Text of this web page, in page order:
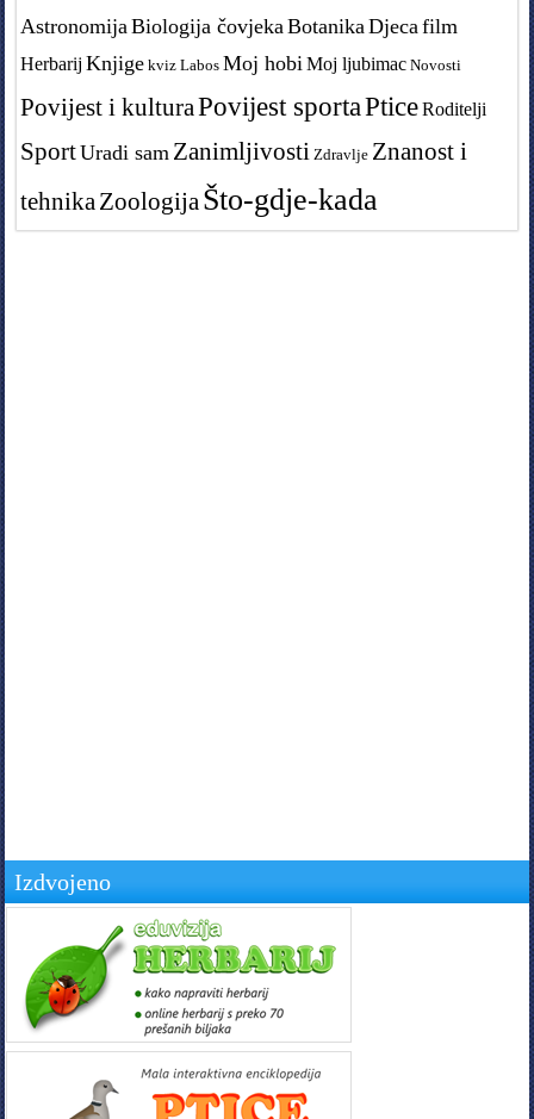
Astronomija Biologija čovjeka Botanika Djeca film
Herbarij Knjige kviz Labos Moj hobi Moj ljubimac Novosti
Povijest i kulturaPovijest sportaPtice Roditelji
SportUradi sam Zanimljivosti Zdravlje Znanost i
tehnika Zoologija Što-gdje-kada
Izdvojeno